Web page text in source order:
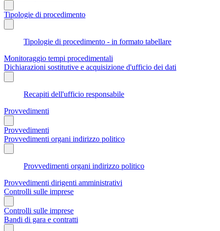
Tipologie di procedimento
Tipologie di procedimento - in formato tabellare
Monitoraggio tempi procedimentali
Dichiarazioni sostitutive e acquisizione d'ufficio dei dati
Recapiti dell'ufficio responsabile
Provvedimenti
Provvedimenti
Provvedimenti organi indirizzo politico
Provvedimenti organi indirizzo politico
Provvedimenti dirigenti amministrativi
Controlli sulle imprese
Controlli sulle imprese
Bandi di gara e contratti